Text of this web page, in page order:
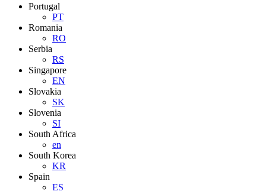
Portugal
PT
Romania
RO
Serbia
RS
Singapore
EN
Slovakia
SK
Slovenia
SI
South Africa
en
South Korea
KR
Spain
ES